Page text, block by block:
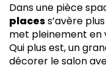
Dans une pièce
placess’avère
met pleinement en
Qui plus est, un
décorer le salon